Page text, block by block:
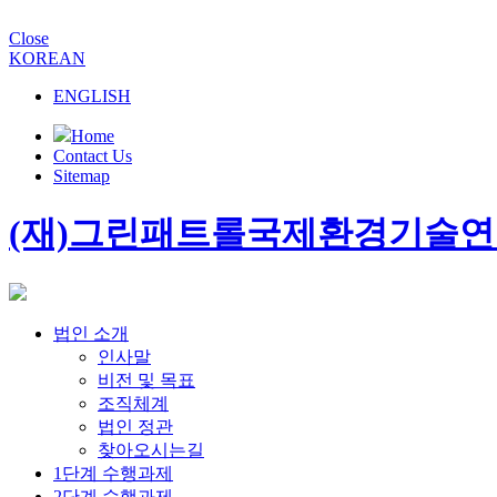
Close
KOREAN
ENGLISH
Home
Contact Us
Sitemap
(재)그린패트롤국제환경기술
법인 소개
인사말
비전 및 목표
조직체계
법인 정관
찾아오시는길
1단계 수행과제